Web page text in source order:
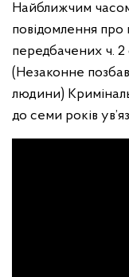
Найближчим
повідомлення про
передбачених ч. 2
(Незаконне
людини)
до семи років